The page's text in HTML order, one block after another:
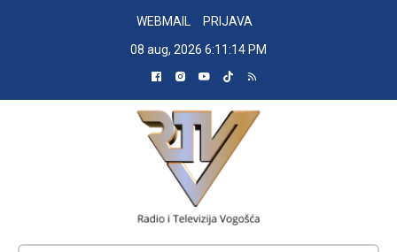
WEBMAIL
PRIJAVA
08 aug, 2026 6:11:15 PM